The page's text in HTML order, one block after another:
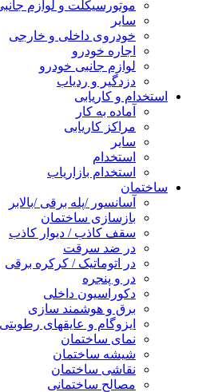
موتورسیکلت و لوازم جانبی
سایر
خودروی داخلی و خارجی
اجاره خودرو
لوازم جانبی خودرو
دزدگیر و ردیاب
استخدام و کاریابی
آماده به کار
مراکز کاریابی
سایر
استخدام
استخدام بازاریاب
ساختمان
آسانسور /پله برقی /بالابر
بازسازی ساختمان
سقف کاذب / دیوار کاذب
در ضد سرقت
در اتوماتیک / کرکره برقی
در و پنجره
دکوراسیون داخلی
برق و هوشمند سازی
ایزوگام و عایقهای رطوبتی
نمای ساختمان
شیشه ساختمان
نقاشی ساختمان
مصالح ساختمانی